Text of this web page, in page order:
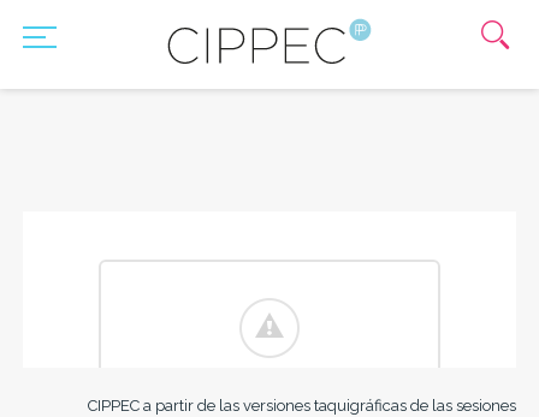
CIPPEC a partir de las versiones taquigráficas de las sesiones